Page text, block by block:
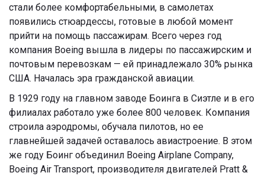
стали более комфортабельными, в самолетах
появились стюардессы, готовые в любой момент
прийти на помощь пассажирам. Всего через год
компания Boeing вышла в лидеры по пассажирским и
почтовым перевозкам — ей принадлежало 30% рынка
США. Началась эра гражданской авиации.
В 1929 году на главном заводе Боинга в Сиэтле и в его
филиалах работало уже более 800 человек. Компания
строила аэродромы, обучала пилотов, но ее
главнейшей задачей оставалось авиастроение. В этом
же году Боинг объединил Boeing Airplane Company,
Boeing Air Transport, производителя двигателей Pratt &